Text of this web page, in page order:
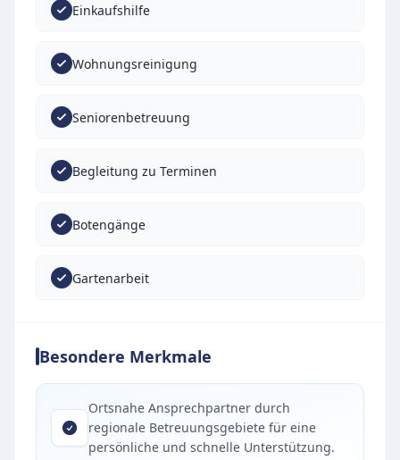
Einkaufshilfe
Wohnungsreinigung
Seniorenbetreuung
Begleitung zu Terminen
Botengänge
Gartenarbeit
Besondere Merkmale
Ortsnahe Ansprechpartner durch
regionale Betreuungsgebiete für eine
persönliche und schnelle Unterstützung.